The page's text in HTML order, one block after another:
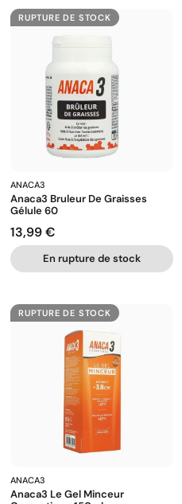
RUPTURE DE STOCK
ANACA3
Anaca3 Bruleur De Graisses
Gélule 60
Prix
13,99 €
En rupture de stock
RUPTURE DE STOCK
ANACA3
Anaca3 Le Gel Minceur